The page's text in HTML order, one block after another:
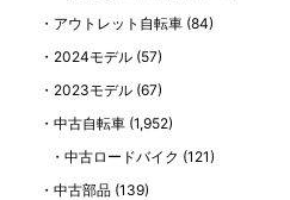
アウトレット自転車 (84)
2024モデル (57)
2023モデル (67)
中古自転車 (1,952)
中古ロードバイク (121)
中古部品 (139)